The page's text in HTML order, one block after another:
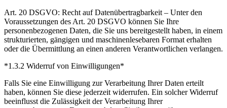
Art. 20 DSGVO: Recht auf Datenübertragbarkeit – Unter den
Voraussetzungen des Art. 20 DSGVO können Sie Ihre
personenbezogenen Daten, die Sie uns bereitgestellt haben, in einem
strukturierten, gängigen und maschinenlesebaren Format erhalten
oder die Übermittlung an einen anderen Verantwortlichen verlangen.
*1.3.2 Widerruf von Einwilligungen*
Falls Sie eine Einwilligung zur Verarbeitung Ihrer Daten erteilt
haben, können Sie diese jederzeit widerrufen. Ein solcher Widerruf
beeinflusst die Zulässigkeit der Verarbeitung Ihrer